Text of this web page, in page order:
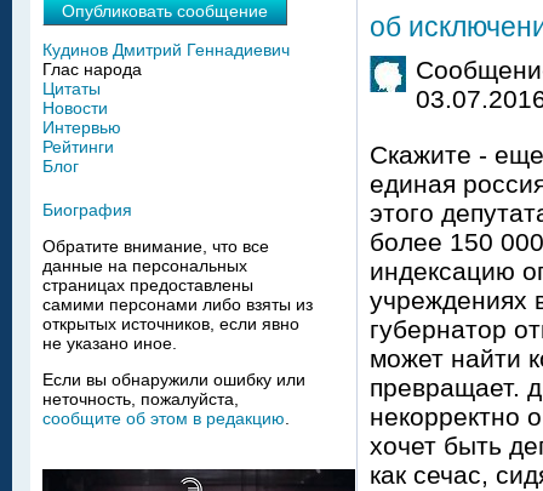
об
Скажите -
единая
этого
более 150
индексацию
учреждениях
губернатор
может найти
превращает.
некорректно
хочет быть
как сечас,
Опубликовать сообщение
Кудинов Дмитрий Геннадиевич
Глас народа
Цитаты
Новости
Интервью
Рейтинги
Блог
Биография
Обратите внимание, что все
данные на персональных
страницах предоставлены
самими персонами либо взяты из
открытых источников, если явно
не указано иное.
Если вы обнаружили ошибку или
неточность, пожалуйста,
сообщите об этом в редакцию